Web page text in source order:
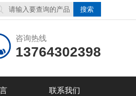
咨询热线
13764302398
联系我们